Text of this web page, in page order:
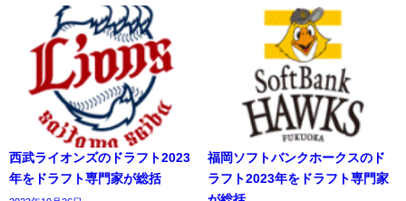
西武ライオンズのドラフト2023
年をドラフト専門家が総括
福岡ソフトバンクホークスのド
ラフト2023年をドラフト専門家